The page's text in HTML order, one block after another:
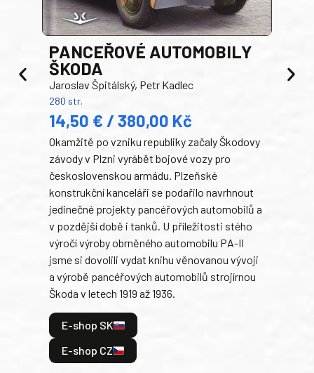
PANCEŘOVÉ AUTOMOBILY
ŠKODA
Jaroslav Špitálský, Petr Kadlec
280 str.
14,50 € / 380,00 Kč
Okamžitě po vzniku republiky začaly Škodovy
závody v Plzni vyrábět bojové vozy pro
československou armádu. Plzeňské
konstrukční kanceláři se podařilo navrhnout
jedinečné projekty pancéřových automobilů a
v pozdější době i tanků. U příležitosti stého
výročí výroby obrněného automobilu PA-II
jsme si dovolili vydat knihu věnovanou vývoji
a výrobě pancéřových automobilů strojírnou
Škoda v letech 1919 až 1936.
E-shop SK
E-shop CZ